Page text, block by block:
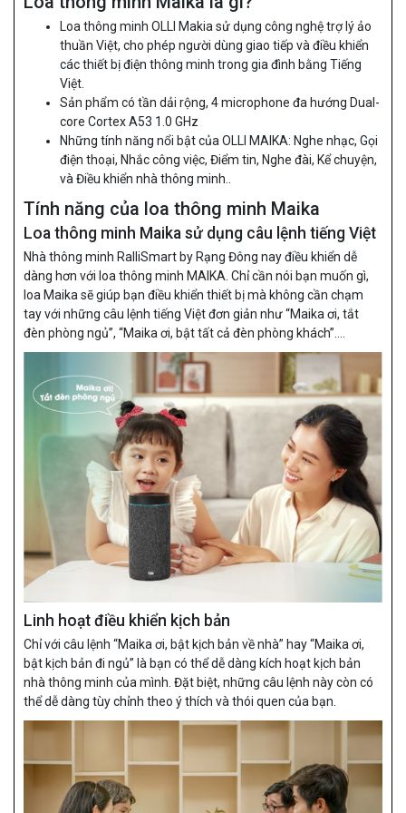
Loa thông minh OLLI Makia sử dụng công nghệ trợ lý ảo
thuần Việt, cho phép người dùng giao tiếp và điều khiển
các thiết bị điện thông minh trong gia đình bằng Tiếng
Việt.
Sản phẩm có tần dải rộng, 4 microphone đa hướng Dual-
core Cortex A53 1.0 GHz
Những tính năng nổi bật của OLLI MAIKA: Nghe nhạc, Gọi
điện thoại, Nhắc công việc, Điểm tin, Nghe đài, Kể chuyện,
và Điều khiển nhà thông minh..
Tính năng của loa thông minh Maika
Loa thông minh Maika sử dụng câu lệnh tiếng Việt
Nhà thông minh RalliSmart by Rạng Đông nay điều khiển dễ
dàng hơn với loa thông minh MAIKA. Chỉ cần nói bạn muốn gì,
loa Maika sẽ giúp bạn điều khiển thiết bị mà không cần chạm
tay với những câu lệnh tiếng Việt đơn giản như “Maika ơi, tắt
đèn phòng ngủ”, “Maika ơi, bật tất cả đèn phòng khách”….
Linh hoạt điều khiển kịch bản
Chỉ với câu lệnh “Maika ơi, bật kịch bản về nhà” hay “Maika ơi,
bật kịch bản đi ngủ” là bạn có thể dễ dàng kích hoạt kịch bản
nhà thông minh của mình. Đặt biệt, những câu lệnh này còn có
thể dễ dàng tùy chỉnh theo ý thích và thói quen của bạn.